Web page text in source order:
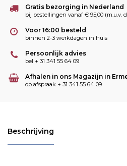
Gratis bezorging in Nederland
bij bestellingen vanaf € 95,00 (m.u.v.
Voor 16:00 besteld
binnen 2-3 werkdagen in huis
Persoonlijk advies
bel + 31 341 55 64 09
Afhalen in ons Magazijn in
op afspraak + 31 341 55 64 09
Beschrijving